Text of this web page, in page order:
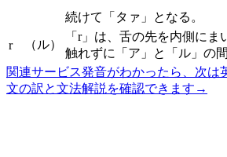
続けて「タァ」となる。
r （ル）
「r」は、舌の先を内側にま
触れずに「ア」と「ル」の
関連サービス発音がわかったら、次は
文の訳と文法解説を確認できます →